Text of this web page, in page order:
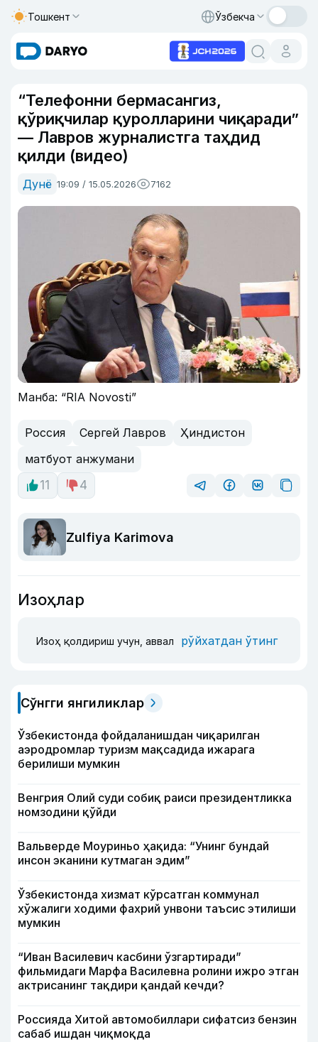
Тошкент Ўзбекча
“Телефонни бермасангиз,
қўриқчилар қуролларини чиқаради”
— Лавров журналистга таҳдид
қилди (видео)
Дунё 19:09 / 15.05.2026 7162
Манба: “RIA Novosti”
Россия Сергей Лавров
Ҳиндистон
матбуот анжумани
11
4
Zulfiya Karimova
Изоҳлар
Изоҳ қолдириш учун, аввал рўйхатдан ўтинг
Сўнгги янгиликлар
Ўзбекистонда фойдаланишдан чиқарилган
аэродромлар туризм мақсадида ижарага
берилиши мумкин
Венгрия Олий суди собиқ раиси президентликка
номзодини қўйди
Вальверде Моуриньо ҳақида: “Унинг бундай
инсон эканини кутмаган эдим”
Ўзбекистонда хизмат кўрсатган коммунал
хўжалиги ходими фахрий унвони таъсис этилиши
мумкин
“Иван Василевич касбини ўзгартиради”
фильмидаги Марфа Василевна ролини ижро этган
актрисанинг тақдири қандай кечди?
Россияда Хитой автомобиллари сифатсиз бензин
сабаб ишдан чиқмоқда